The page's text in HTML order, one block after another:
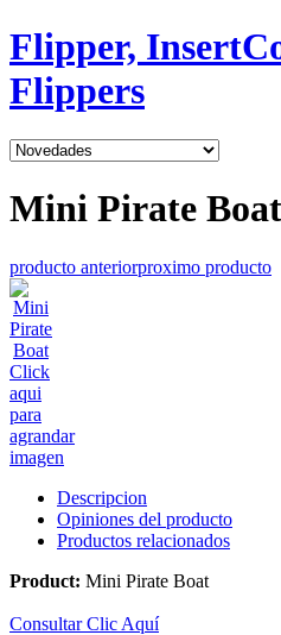
Flipper,
Flippers
Mini Pirate Boat
producto anteriorproximo producto
Click
aqui
para
agrandar
imagen
Descripcion
Opiniones del producto
Productos relacionados
Product: Mini Pirate Boat
Consultar Clic Aquí